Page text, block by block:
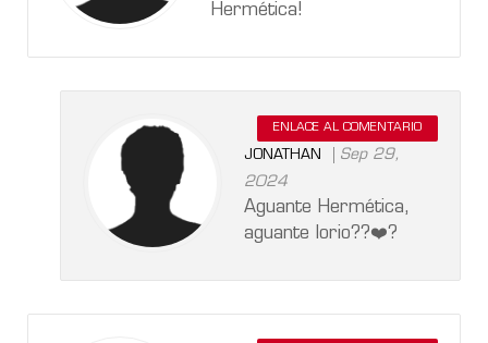
Hermética!
ENLACE AL COMENTARIO
JONATHAN
Sep 29,
2024
Aguante Hermética,
aguante Iorio??❤️‍?